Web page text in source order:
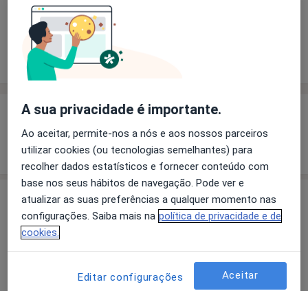
Solicite um atendimento
Experiência Preços
Experiência
Mostrar mais detalhes
sobre a experiência
Preços
Sem informação sobre serviços e preços
informação sobre serviços
A sua privacidade é importante.
Ao aceitar, permite-nos a nós e aos nossos parceiros
utilizar cookies (ou tecnologias semelhantes) para
recolher dados estatísticos e fornecer conteúdo com
base nos seus hábitos de navegação. Pode ver e
atualizar as suas preferências a qualquer momento nas
configurações. Saiba mais na política de privacidade e de
cookies.
Editar configurações Aceitar